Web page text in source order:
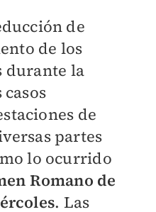
de
de los
durante la
de
partes
lo ocurrido
Romano de
. Las